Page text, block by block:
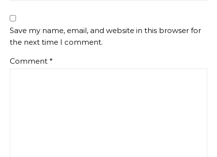
Save my name, email, and website in this browser for
the next time I comment.
Comment *